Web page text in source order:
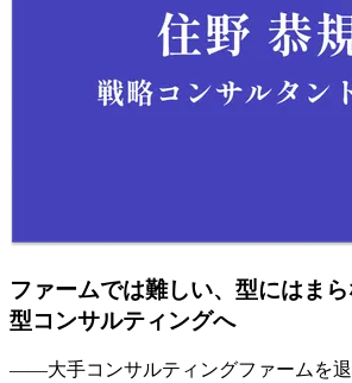
ファームでは難しい、型にはま
型コンサルティングへ
――大手コンサルティングファームを退